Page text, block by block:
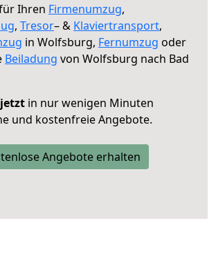
Ihren Firmenumzug,
, Tresor– & Klaviertransport,
in Wolfsburg, Fernumzug oder
Beiladung von Wolfsburg nach Bad
in nur wenigen Minuten
und kostenfreie Angebote.
Angebote erhalten